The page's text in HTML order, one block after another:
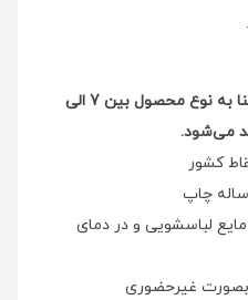
تمام محصولات چاپی بنا به نوع محصول بین 7 الی
کشور
لباسشویی و در دمای
غیرحضوری